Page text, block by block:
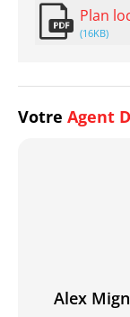
Plan
(16KB)
Votre Agent
Alex